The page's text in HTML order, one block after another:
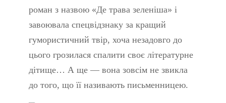
роман з назвою «Де трава зеленіша» і
завоювала спецвідзнаку за кращий
гумористичний твір, хоча незадовго до
цього грозилася спалити своє літературне
дітище… А ще — вона зовсім не звикла
до того, що її називають письменницею.